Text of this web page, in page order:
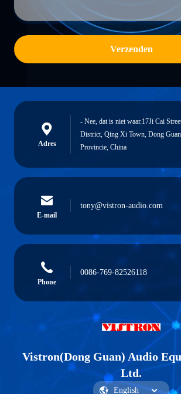
Verzenden
Adres
- Nee, dat is niet waar.17Ji Cai
District, Qing Xi Town, Dong
Provincie, China
E-mail
tony@vistron-audio.com
Phone
0086-769-82526118
Vistron(Dong Guan) Audio
Ltd.